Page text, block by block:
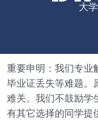
大
重要申明：我们专业
毕业证丢失等难题。
难关。我们不鼓励学
有其它选择的同学提